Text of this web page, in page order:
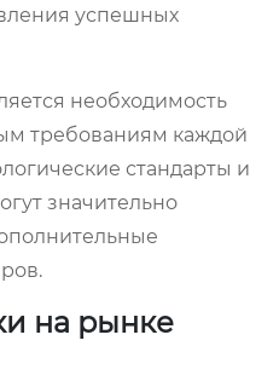
успешных
необходимость
требованиям каждой
стандарты и
значительно
на рынке